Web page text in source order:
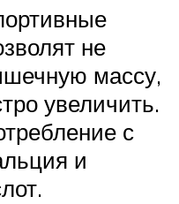
не
массу,
увеличить.
с
и